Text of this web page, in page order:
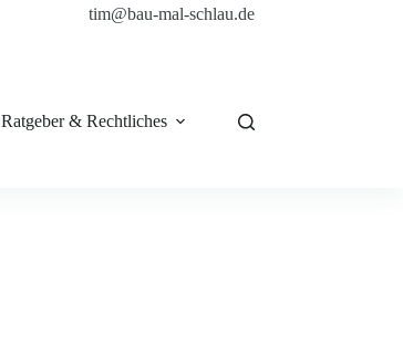
tim@bau-mal-schlau.de
Ratgeber & Rechtliches Shop